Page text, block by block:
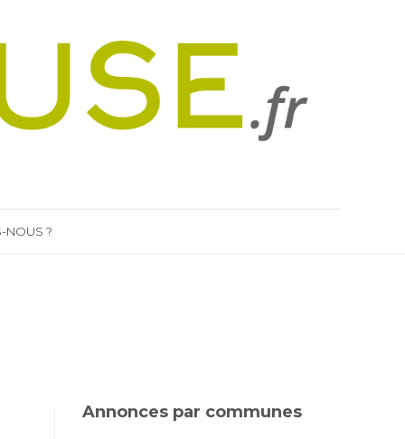
NOUS ?
Annonces par communes